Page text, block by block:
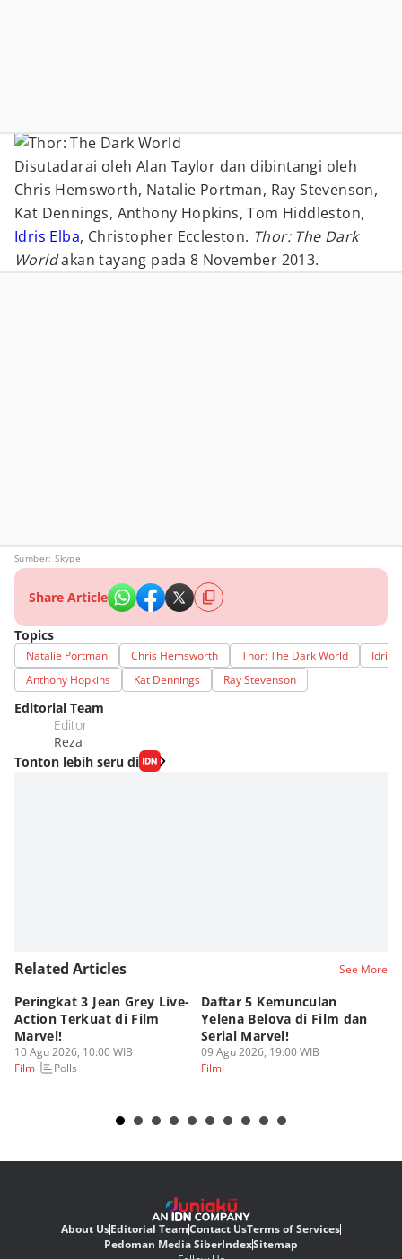
Disutadarai oleh Alan Taylor dan dibintangi oleh
Chris Hemsworth, Natalie Portman, Ray Stevenson,
Kat Dennings, Anthony Hopkins, Tom Hiddleston,
Idris Elba, Christopher Eccleston. Thor: The Dark
Worldakan tayang pada 8 November 2013.
Sumber: Skype
Share Article
Topics
Natalie Portman Chris Hemsworth Thor: The Dark World
Idris
Anthony Hopkins
Kat Dennings Ray Stevenson
Editorial Team
Editor
Reza
Tonton lebih seru di
Related Articles See More
Peringkat 3 Jean Grey Live-
Action Terkuat di Film
Marvel!
10 Agu 2026, 10:00 WIB
Film
Polls
Daftar 5 Kemunculan
Yelena Belova di Film dan
Serial Marvel!
09 Agu 2026, 19:00 WIB
Film
About UsEditorial TeamContact UsTerms of Services
Pedoman Media SiberIndexSitemap